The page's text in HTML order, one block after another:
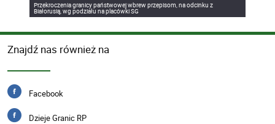
Przekroczenia granicy państwowej wbrew przepisom, na odcinku z
Białorusią, wg podziału na placówki SG
Znajdź nas również na
Facebook
Dzieje Granic RP